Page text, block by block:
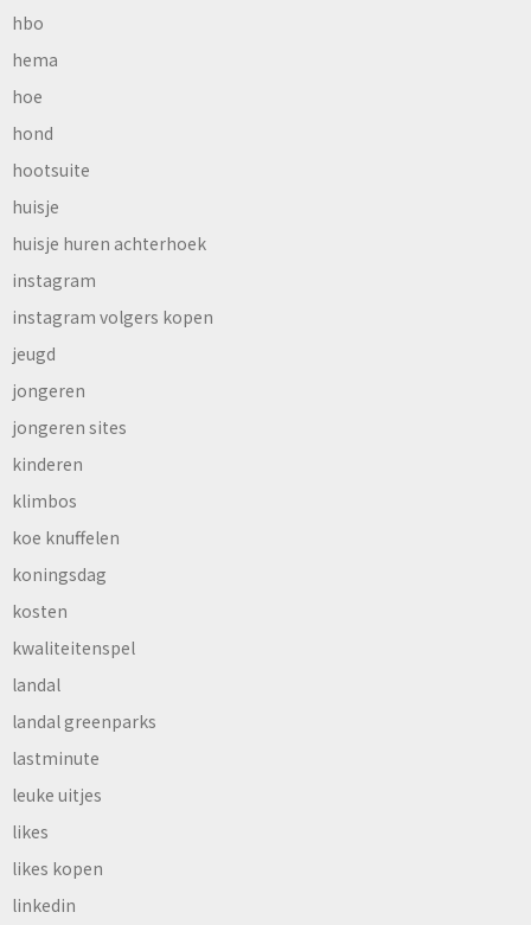
hbo
hema
hoe
hond
hootsuite
huisje
huisje huren achterhoek
instagram
instagram volgers kopen
jeugd
jongeren
jongeren sites
kinderen
klimbos
koe knuffelen
koningsdag
kosten
kwaliteitenspel
landal
landal greenparks
lastminute
leuke uitjes
likes
likes kopen
linkedin